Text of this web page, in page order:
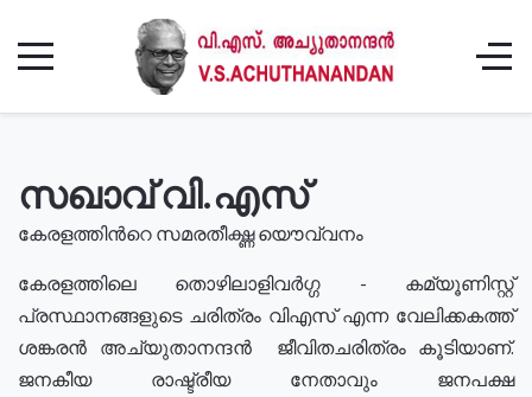
സഖാവ് വി.എസ്
കേരളത്തിൻറെ സമരതീക്ഷ്ണ യൌവ്വനം
കേരളത്തിലെ തൊഴിലാളിവർഗ്ഗ - കമ്യൂണിസ്റ്റ്
പ്രസ്ഥാനങ്ങളുടെ ചരിത്രം വിഎസ് എന്ന വേലിക്കകത്ത്
ശങ്കരൻ അച്യുതാനന്ദൻ ജീവിതചരിത്രം കൂടിയാണ്.
ജനകീയ രാഷ്ട്രീയ നേതാവും ജനപക്ഷ